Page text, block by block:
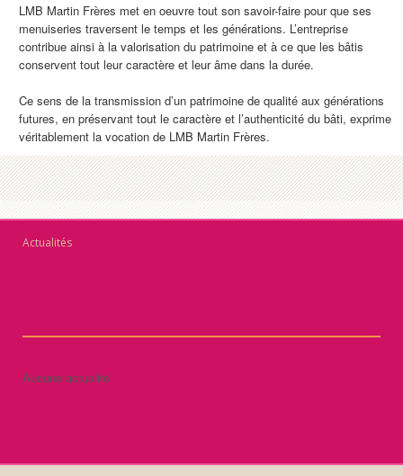
LMB Martin Frères met en oeuvre tout son savoir-faire pour que ses
menuiseries traversent le temps et les générations. L’entreprise
contribue ainsi à la valorisation du patrimoine et à ce que les bâtis
conservent tout leur caractère et leur âme dans la durée.
Ce sens de la transmission d’un patrimoine de qualité aux générations
futures, en préservant tout le caractère et l’authenticité du bâti, exprime
véritablement la vocation de LMB Martin Frères.
Actualités
Aucune actualité